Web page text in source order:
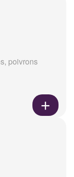
poivrons